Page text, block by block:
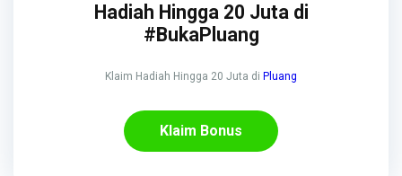
Hadiah Hingga 20 Juta di
#BukaPluang
Klaim Hadiah Hingga 20 Juta di Pluang
Klaim Bonus